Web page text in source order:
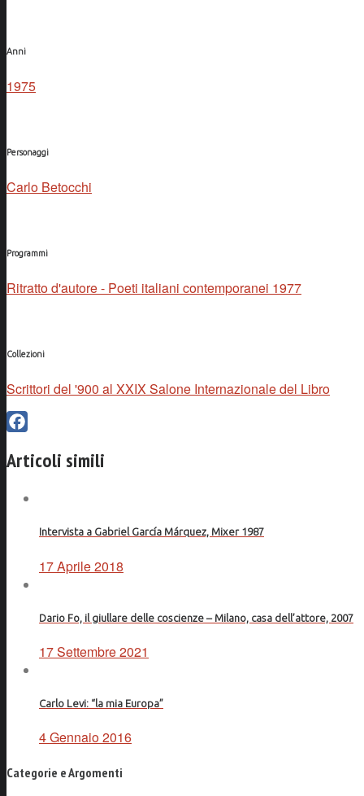
Anni
1975
Personaggi
Carlo Betocchi
Programmi
Ritratto d'autore - Poeti italiani contemporanei 1977
Collezioni
Scrittori del '900 al XXIX Salone Internazionale del Libro
Articoli simili
Intervista a Gabriel García Márquez, Mixer 1987
17 Aprile 2018
Dario Fo, il giullare delle coscienze – Milano, casa dell’attore, 2007
17 Settembre 2021
Carlo Levi: “la mia Europa”
4 Gennaio 2016
Categorie e Argomenti